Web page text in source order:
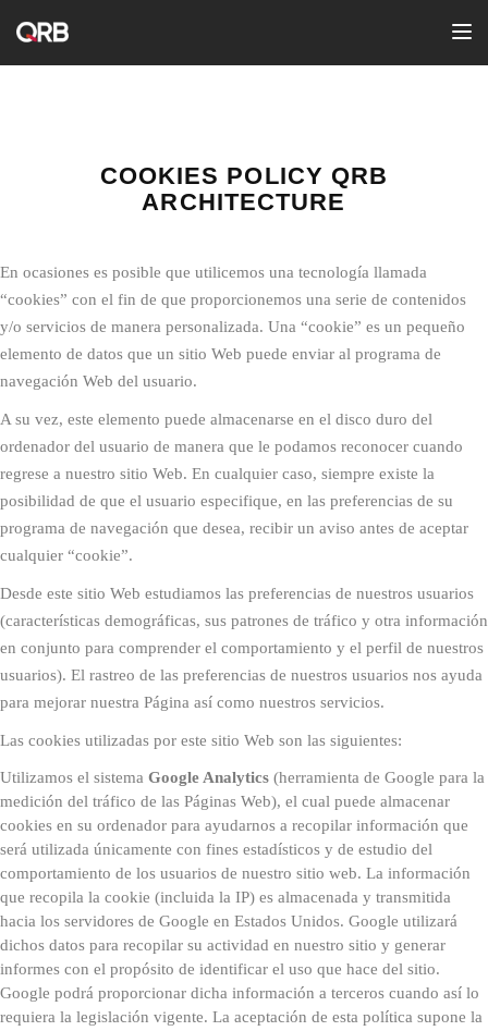
COOKIES POLICY QRB
ARCHITECTURE
En ocasiones es posible que utilicemos una tecnología llamada
“cookies” con el fin de que proporcionemos una serie de contenidos
y/o servicios de manera personalizada. Una “cookie” es un pequeño
elemento de datos que un sitio Web puede enviar al programa de
navegación Web del usuario.
A su vez, este elemento puede almacenarse en el disco duro del
ordenador del usuario de manera que le podamos reconocer cuando
regrese a nuestro sitio Web. En cualquier caso, siempre existe la
posibilidad de que el usuario especifique, en las preferencias de su
programa de navegación que desea, recibir un aviso antes de aceptar
cualquier “cookie”.
Desde este sitio Web estudiamos las preferencias de nuestros usuarios
(características demográficas, sus patrones de tráfico y otra información
en conjunto para comprender el comportamiento y el perfil de nuestros
usuarios). El rastreo de las preferencias de nuestros usuarios nos ayuda
para mejorar nuestra Página así como nuestros servicios.
Las cookies utilizadas por este sitio Web son las siguientes:
Utilizamos el sistema Google Analytics (herramienta de Google para la
medición del tráfico de las Páginas Web), el cual puede almacenar
cookies en su ordenador para ayudarnos a recopilar información que
será utilizada únicamente con fines estadísticos y de estudio del
comportamiento de los usuarios de nuestro sitio web. La información
que recopila la cookie (incluida la IP) es almacenada y transmitida
hacia los servidores de Google en Estados Unidos. Google utilizará
dichos datos para recopilar su actividad en nuestro sitio y generar
informes con el propósito de identificar el uso que hace del sitio.
Google podrá proporcionar dicha información a terceros cuando así lo
requiera la legislación vigente. La aceptación de esta política supone la